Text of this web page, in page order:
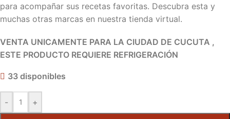
para acompañar sus recetas favoritas. Descubra esta y
muchas otras marcas en nuestra tienda virtual.
VENTA UNICAMENTE PARA LA CIUDAD DE CUCUTA ,
ESTE PRODUCTO REQUIERE REFRIGERACIÓN
33 disponibles
- +